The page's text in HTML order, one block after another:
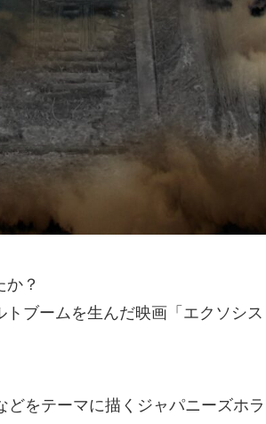
？
ブームを生んだ映画「エクソシ
をテーマに描くジャパニーズホ